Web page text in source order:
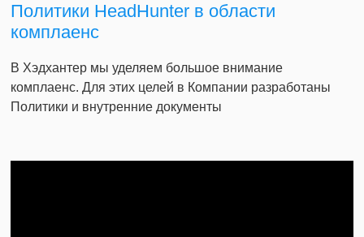
Политики HeadHunter в области
комплаенс
В Хэдхантер мы уделяем большое внимание
комплаенс. Для этих целей в Компании разработаны
Политики и внутренние документы